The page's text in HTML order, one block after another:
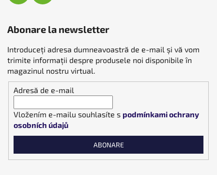
Abonare la newsletter
Introduceţi adresa dumneavoastră de e-mail şi vă vom
trimite informaţii despre produsele noi disponibile în
magazinul nostru virtual.
Adresă de e-mail
Vložením e-mailu souhlasíte s podmínkami ochrany
osobních údajů
ABONARE